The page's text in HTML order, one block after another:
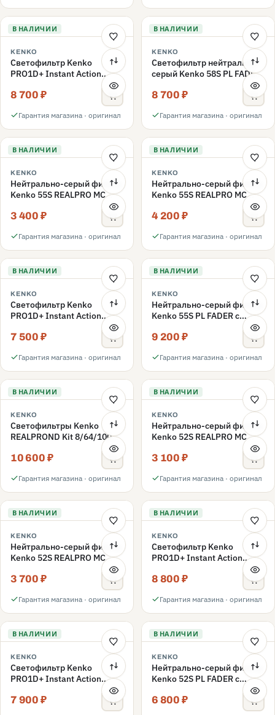
В НАЛИЧИИ
KENKO
Светофильтр Kenko
PRO1D+ Instant Action
Variable NDX3-450+C-PL
переменной плотности
8 700 ₽
Гарантия магазина · оригинал
В НАЛИЧИИ
KENKO
Светофильтр нейтрально-
серый Kenko 58S PL FADER
с переменной плотностью
ND3-ND400 58mm
8 700 ₽
Гарантия магазина · оригинал
В НАЛИЧИИ
KENKO
Нейтрально-серый фильтр
Kenko 55S REALPRO MC
3 400 ₽
Гарантия магазина · оригинал
В НАЛИЧИИ
KENKO
Нейтрально-серый фильтр
Kenko 55S REALPRO MC
4 200 ₽
Гарантия магазина · оригинал
В НАЛИЧИИ
KENKO
Светофильтр Kenko
PRO1D+ Instant Action
Variable NDX3-450+C-PLS
переменной плотности
7 500 ₽
Гарантия магазина · оригинал
В НАЛИЧИИ
KENKO
Нейтрально-серый фильтр
Kenko 55S PL FADER с
переменной плотностью
ND3-ND400 55mm
9 200 ₽
Гарантия магазина · оригинал
В НАЛИЧИИ
KENKO
Светофильтры Kenko
REALPROND Kit 8/64/1000
10 600 ₽
Гарантия магазина · оригинал
В НАЛИЧИИ
KENKO
Нейтрально-серый фильтр
Kenko 52S REALPRO MC
3 100 ₽
Гарантия магазина · оригинал
В НАЛИЧИИ
KENKO
Нейтрально-серый фильтр
Kenko 52S REALPRO MC
3 700 ₽
Гарантия магазина · оригинал
В НАЛИЧИИ
KENKO
Светофильтр Kenko
PRO1D+ Instant Action
Variable NDX3-450+C-PLS
переменной плотности
8 800 ₽
Гарантия магазина · оригинал
В НАЛИЧИИ
KENKO
Светофильтр Kenko
PRO1D+ Instant Action
Variable NDX3-450+C-PL
переменной плотности
7 900 ₽
В НАЛИЧИИ
KENKO
Нейтрально-серый фильтр
Kenko 52S PL FADER с
переменной плотностью
ND3-ND400 52mm
6 800 ₽